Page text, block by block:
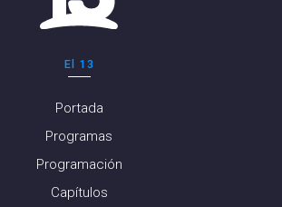
El 13
Portada
Programas
Programación
Capítulos